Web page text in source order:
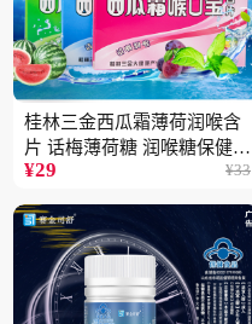
桂林三金西瓜霜薄荷润喉含
片 话梅薄荷糖 润喉糖保健食
品
¥29 ¥33